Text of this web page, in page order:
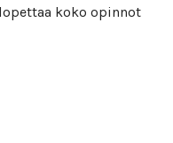
koko opinnot